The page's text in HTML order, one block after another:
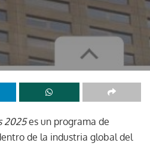
2025es un programa de
de la industria global del